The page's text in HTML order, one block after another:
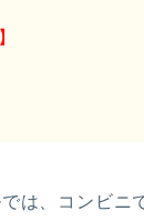
は、コンビニ